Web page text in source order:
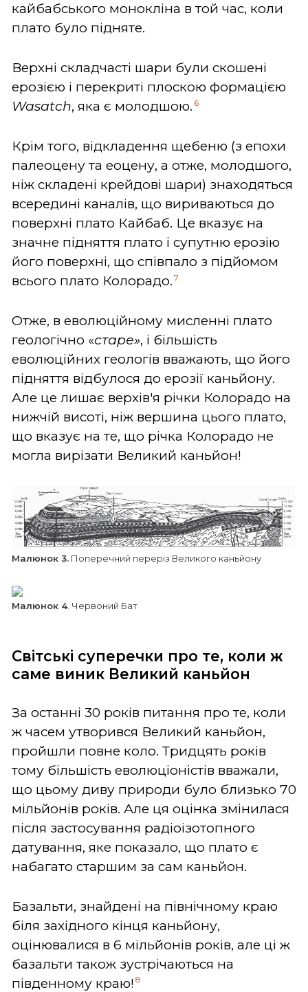
кайбабського монокліна в той час, коли
плато було підняте.
Верхні складчасті шари були скошені
ерозією і перекриті плоскою формацією
Wasatch, яка є молодшою. 6
Крім того, відкладення щебеню (з епохи
палеоцену та еоцену, а отже, молодшого,
ніж складені крейдові шари) знаходяться
всередині каналів, що вириваються до
поверхні плато Кайбаб. Це вказує на
значне підняття плато і супутню ерозію
його поверхні, що співпало з підйомом
всього плато Колорадо. 7
Отже, в еволюційному мисленні плато
геологічно «старе», і більшість
еволюційних геологів вважають, що його
підняття відбулося до ерозії каньйону.
Але це лишає верхів'я річки Колорадо на
нижчій висоті, ніж вершина цього плато,
що вказує на те, що річка Колорадо не
могла вирізати Великий каньйон!
Малюнок 3. Поперечний переріз Великого каньйону
Малюнок 4. Червоний Бат
Світські суперечки про те, коли ж
саме виник Великий каньйон
За останні 30 років питання про те, коли
ж часем утворився Великий каньйон,
пройшли повне коло. Тридцять років
тому більшість еволюціоністів вважали,
що цьому диву природи було близько 70
мільйонів років. Але ця оцінка змінилася
після застосування радіоізотопного
датування, яке показало, що плато є
набагато старшим за сам каньйон.
Базальти, знайдені на північному краю
біля західного кінця каньйону,
оцінювалися в 6 мільйонів років, але ці ж
базальти також зустрічаються на
південному краю! 8